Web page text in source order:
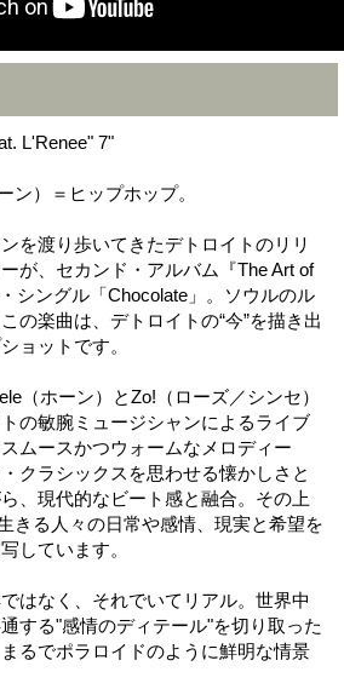
L'Renee" 7"
ン）＝ヒップホップ。
を渡り歩いてきたデトロイトのリリ
が、セカンド・アルバム『The Art of
シングル「Chocolate」。ソウルのル
の楽曲は、デトロイトの“今”を描き出
ョットです。
（ホーン）とZo!（ローズ／シンセ）
の敏腕ミュージシャンによるライブ
ムースかつウォームなメロディー
クラシックスを思わせる懐かしさと
、現代的なビート感と融合。その上
きる人々の日常や感情、現実と希望を
しています。
はなく、それでいてリアル。世界中
する"感情のディテール"を切り取った
るでポラロイドのように鮮明な情景